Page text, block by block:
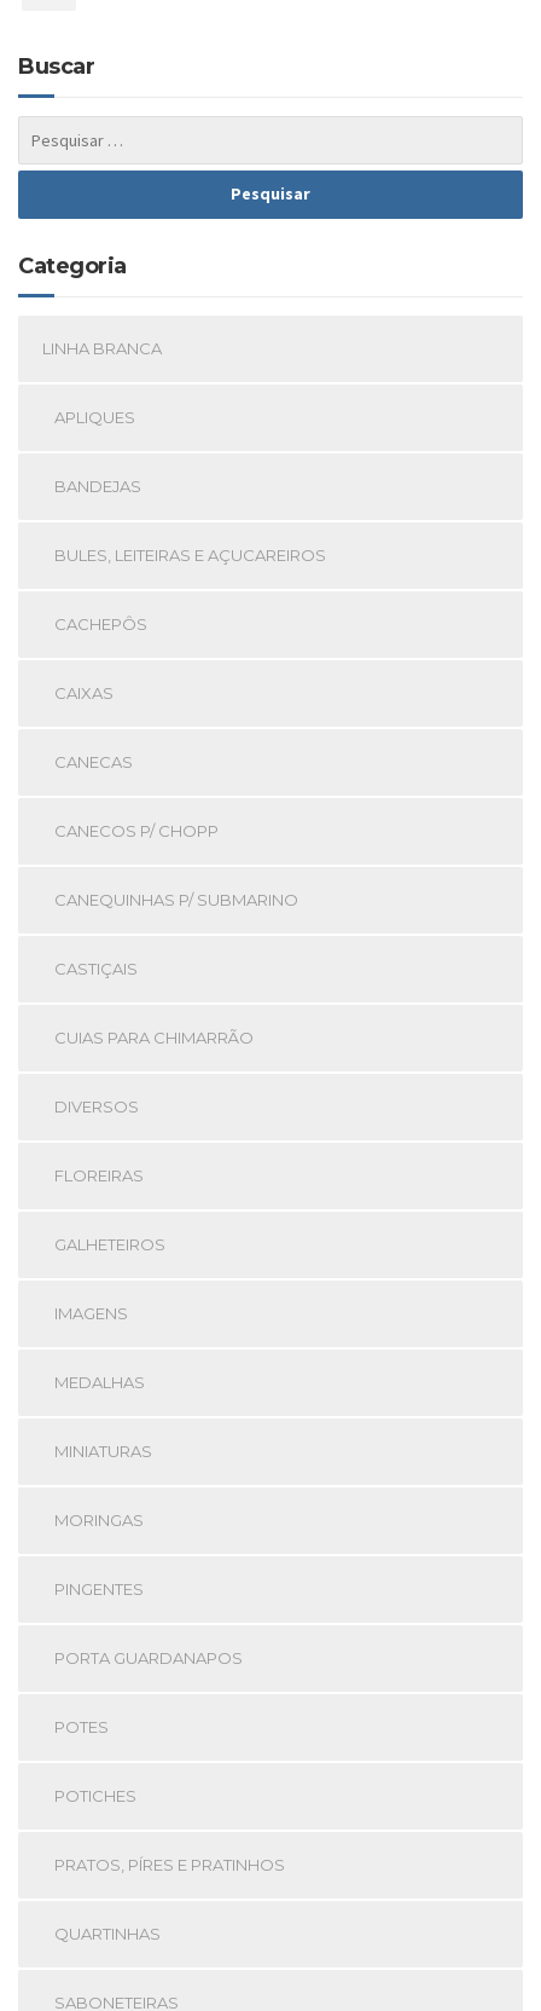
Buscar
Categoria
LINHA BRANCA
APLIQUES
BANDEJAS
BULES, LEITEIRAS E AÇUCAREIROS
CACHEPÔS
CAIXAS
CANECAS
CANECOS P/ CHOPP
CANEQUINHAS P/ SUBMARINO
CASTIÇAIS
CUIAS PARA CHIMARRÃO
DIVERSOS
FLOREIRAS
GALHETEIROS
IMAGENS
MEDALHAS
MINIATURAS
MORINGAS
PINGENTES
PORTA GUARDANAPOS
POTES
POTICHES
PRATOS, PÍRES E PRATINHOS
QUARTINHAS
SABONETEIRAS